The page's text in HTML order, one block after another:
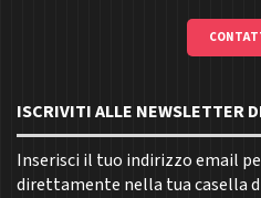
ISCRIVITI ALLE NEWSLETTER
Inserisci il tuo indirizzo email
direttamente nella tua casella